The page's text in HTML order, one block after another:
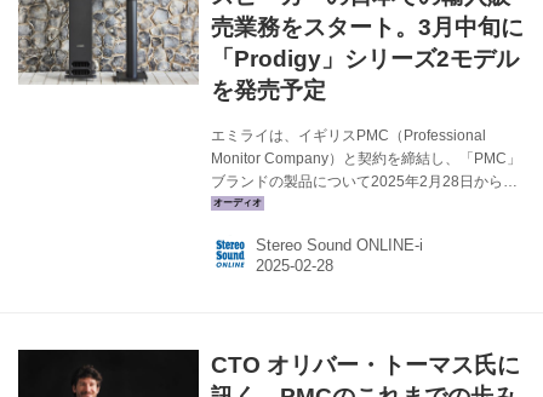
型「Prodig...
売業務をスタート。3月中旬に
「Prodigy」シリーズ2モデル
を発売予定
エミライは、イギリスPMC（Professional
Monitor Company）と契約を締結し、「PMC」
ブランドの製品について2025年2月28日から輸
入代理業務を開始する。 PMCは、1991年にイ
で、プロフェッショナル・オーディオの分野で
高い評価を受けている。レコーディングスタジ
気を集めたことを覚えている方もいらっしゃる
だろう。 エミライ取り扱い製品の第一弾として
Stereo Sound ONLINE-i
CTO オリバー・トーマス氏に